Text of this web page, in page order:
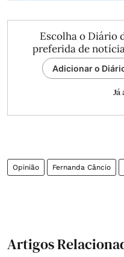
Escolha o Diário
preferida de
Adicionar o
Já
Opinião Fernanda Câncio
Artigos